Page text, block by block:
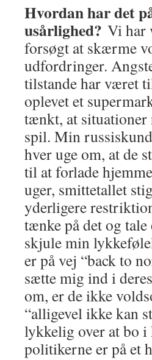
Hvordan har det
usårlighed? Vi har
forsøgt at skærme
udfordringer.
tilstande har været
oplevet et
tænkt, at
spil. Min
hver uge om, at de
til at forlade
uger, smittetallet
yderligere
tænke på det og
skjule min
er på vej “back to
sætte mig ind i
om, er de ikke
“alligevel ikke kan
lykkelig over at bo
politikerne er på et